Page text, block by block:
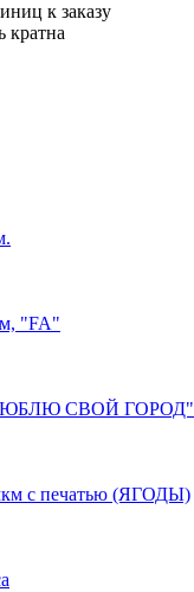
к заказу
кратна
"FA"
ЛЮБЛЮ СВОЙ ГОРОД"
с печатью (ЯГОДЫ)